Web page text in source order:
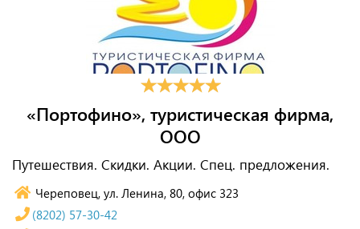
«Портофино», туристическая фирма,
ООО
Путешествия. Скидки. Акции. Спец. предложения.
Череповец, ул. Ленина, 80, офис 323
(8202) 57-30-42